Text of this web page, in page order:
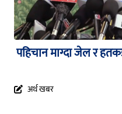
पहिचान माग्दा जेल र
अर्थ खबर